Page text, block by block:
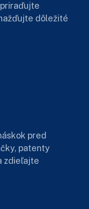
dôležité
pred
patenty
zdieľajte